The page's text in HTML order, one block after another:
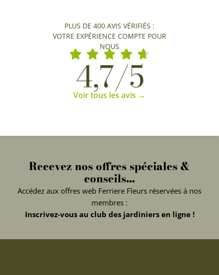
PLUS DE 400 AVIS VÉRIFIÉS :
VOTRE EXPÉRIENCE COMPTE POUR
NOUS
4,7/5
Voir tous les avis →
Recevez nos offres spéciales &
conseils...
Accédez aux offres web Ferriere Fleurs réservées à nos
membres :
Inscrivez-vous au club des jardiniers en ligne !